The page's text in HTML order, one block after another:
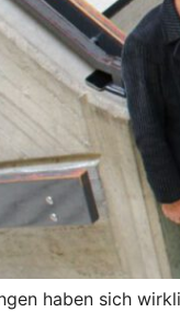
haben sich